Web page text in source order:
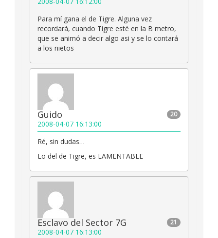
Para mí gana el de Tigre. Alguna vez
recordará, cuando Tigre esté en la B metro,
que se animó a decir algo asi y se lo contará
a los nietos
20
Guido
2008-04-07 16:13:00
Ré, sin dudas…
Lo del de Tigre, es LAMENTABLE
21
Esclavo del Sector 7G
2008-04-07 16:13:00